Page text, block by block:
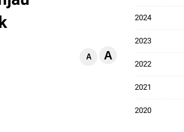
A A
2024
2023
2022
2021
2020